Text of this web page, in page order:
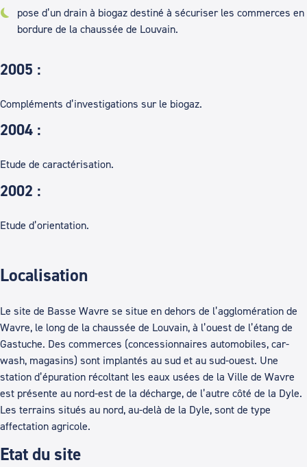
pose d’un drain à biogaz destiné à sécuriser les commerces en
bordure de la chaussée de Louvain.
2005 :
Compléments d’investigations sur le biogaz.
2004 :
Etude de caractérisation.
2002 :
Etude d’orientation.
Localisation
Le site de Basse Wavre se situe en dehors de l’agglomération de
Wavre, le long de la chaussée de Louvain, à l’ouest de l’étang de
Gastuche. Des commerces (concessionnaires automobiles, car-
wash, magasins) sont implantés au sud et au sud-ouest. Une
station d’épuration récoltant les eaux usées de la Ville de Wavre
est présente au nord-est de la décharge, de l’autre côté de la Dyle.
Les terrains situés au nord, au-delà de la Dyle, sont de type
affectation agricole.
Etat du site